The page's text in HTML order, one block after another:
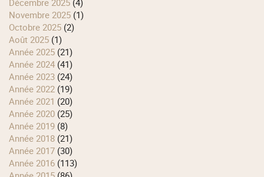
décembre 2025 (4)
novembre 2025 (1)
octobre 2025 (2)
août 2025 (1)
année 2025 (21)
année 2024 (41)
année 2023 (24)
année 2022 (19)
année 2021 (20)
année 2020 (25)
année 2019 (8)
année 2018 (21)
année 2017 (30)
année 2016 (113)